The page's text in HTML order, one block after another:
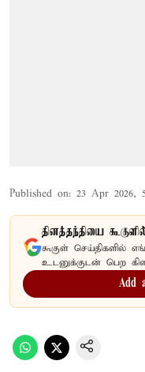
Published on: 23 Apr 2026,
தினத்தந்தியை
கூகுள் செய்திகளில்
உடனுக்குடன் பெற
Add